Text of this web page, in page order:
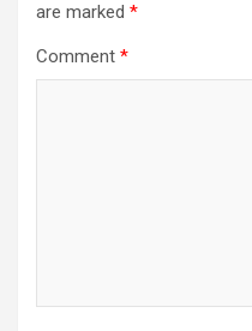
are marked *
Comment *